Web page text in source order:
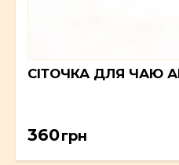
СІТОЧКА ДЛЯ ЧАЮ
360грн